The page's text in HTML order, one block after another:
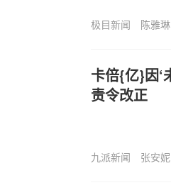
极目新闻 陈雅琳
卡倍{亿}因‘
责令改正
九派新闻 张安妮